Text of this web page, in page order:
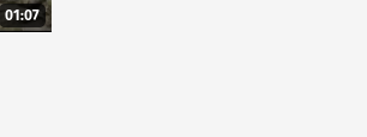
01:07